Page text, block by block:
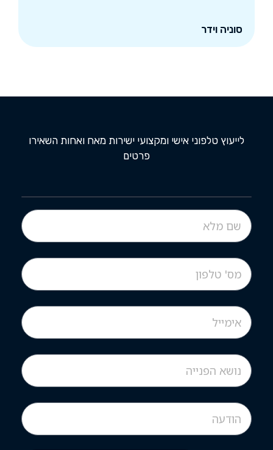
סוניה וידר
לייעוץ טלפוני אישי ומקצועי ישירות מאח ואחות השאירו
פרטים